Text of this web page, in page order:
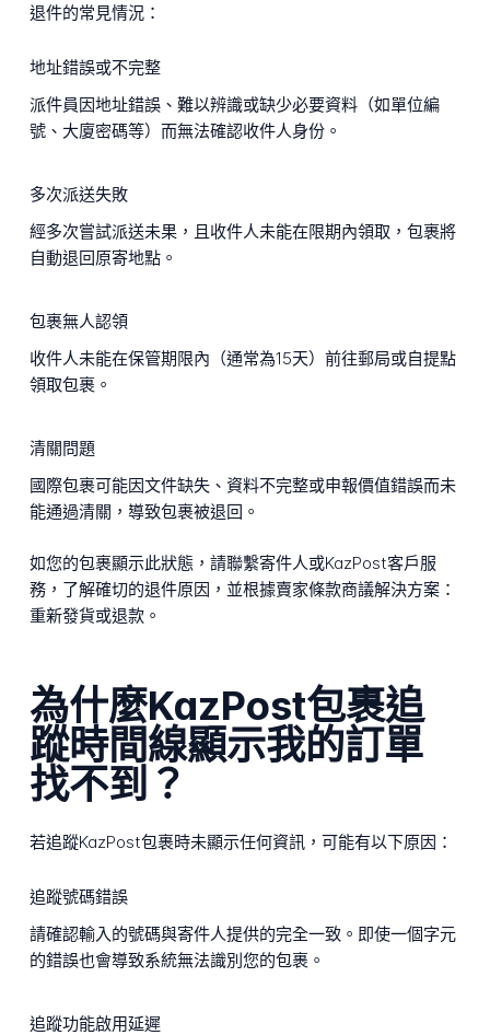
退件的常見情況：
地址錯誤或不完整
派件員因地址錯誤、難以辨識或缺少必要資料（如單位編
號、大廈密碼等）而無法確認收件人身份。
多次派送失敗
經多次嘗試派送未果，且收件人未能在限期內領取，包裹將
自動退回原寄地點。
包裹無人認領
收件人未能在保管期限內（通常為15天）前往郵局或自提點
領取包裹。
清關問題
國際包裹可能因文件缺失、資料不完整或申報價值錯誤而未
能通過清關，導致包裹被退回。
如您的包裹顯示此狀態，請聯繫寄件人或KazPost客戶服
務，了解確切的退件原因，並根據賣家條款商議解決方案：
重新發貨或退款。
為什麼KazPost包裹追
蹤時間線顯示我的訂單
找不到？
若追蹤KazPost包裹時未顯示任何資訊，可能有以下原因：
追蹤號碼錯誤
請確認輸入的號碼與寄件人提供的完全一致。即使一個字元
的錯誤也會導致系統無法識別您的包裹。
追蹤功能啟用延遲